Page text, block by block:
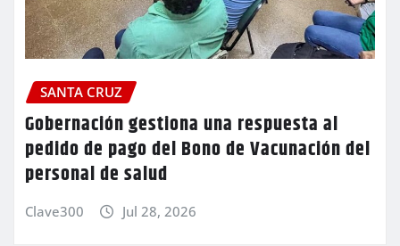
SANTA CRUZ
Gobernación gestiona una respuesta al
pedido de pago del Bono de Vacunación del
personal de salud
Clave300 Jul 28, 2026